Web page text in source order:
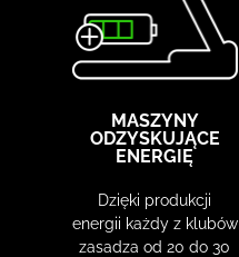
MASZYNY
ODZYSKUJĄCE
ENERGIĘ
Dzięki produkcji
energii każdy z klubów
zasadza od 20 do 30